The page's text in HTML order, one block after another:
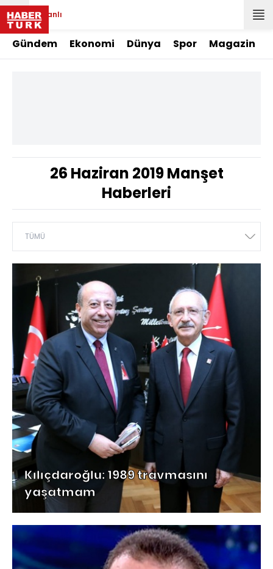
Canlı
Gündem Ekonomi Dünya Spor Magazin
26 Haziran 2019 Manşet
Haberleri
Kılıçdaroğlu: 1989 travmasını
yaşatmam